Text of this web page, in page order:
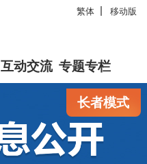
繁体 移动版
互动交流 专题专栏
长者模式